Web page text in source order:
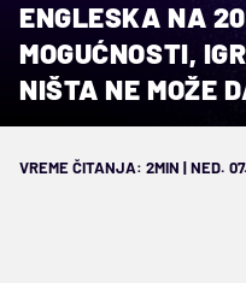
ENGLESKA NA
MOGUĆNOSTI,
NIŠTA NE MOŽE
VREME ČITANJA: 2MIN | NED.